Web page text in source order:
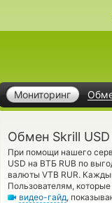
Мониторинг
Обмен Skrill
При помощи нашего
USD на ВТБ RUB по
валюты VTB RUR.
Пользователям,
видео-гайд,